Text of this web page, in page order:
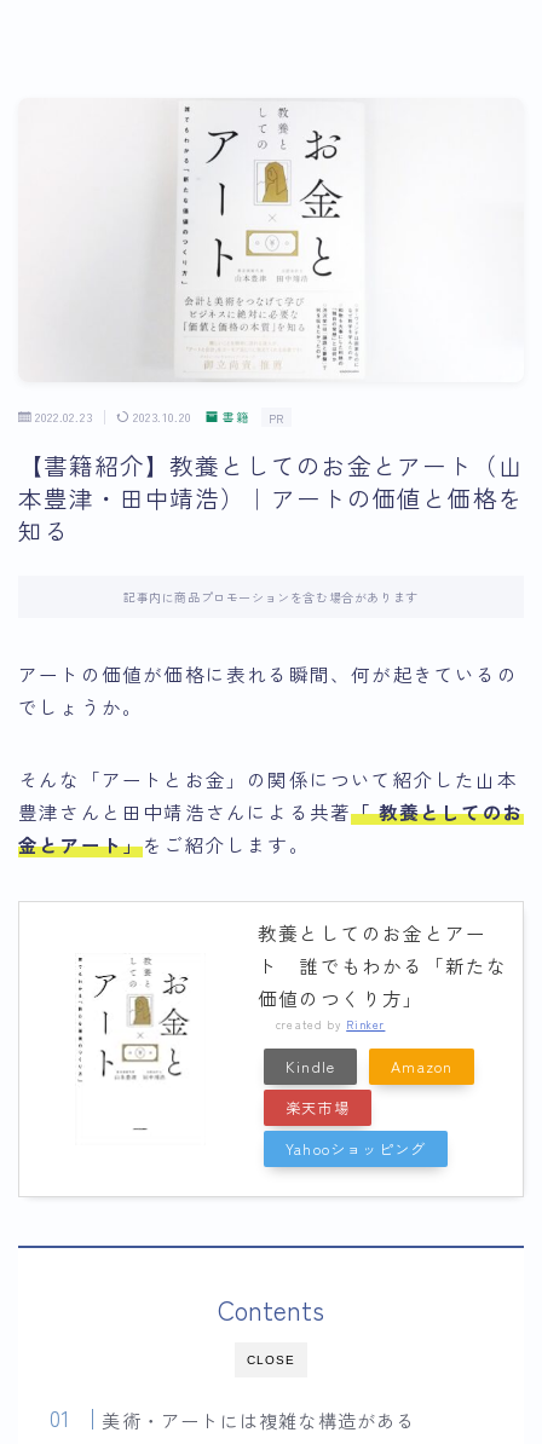
2022.02.23 2023.10.20 書籍 PR
【書籍紹介】教養としてのお金とアート（山
本豊津・田中靖浩）｜アートの価値と価格を
知る
記事内に商品プロモーションを含む場合があります
アートの価値が価格に表れる瞬間、何が起きているの
でしょうか。
そんな「アートとお金」の関係について紹介した 山本
豊津さんと田中靖浩さんによる共著「 教養としてのお
金とアート」をご紹介します。
教養としてのお金とアー
ト 誰でもわかる「新たな
価値のつくり方」
created by Rinker
Kindle
Amazon
楽天市場
Yahooショッピング
CLOSE
Contents
美術・アートには複雑な構造がある